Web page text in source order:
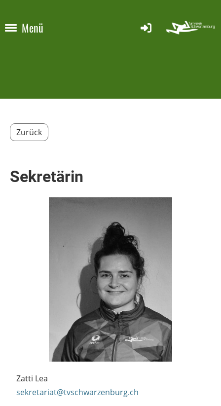
Menü
Zurück
Sekretärin
Zatti Lea
sekretariat@tvschwarzenburg.ch